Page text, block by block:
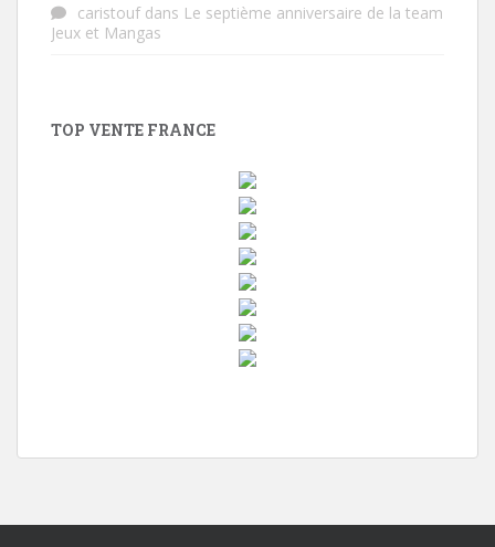
caristoufdans Le septième anniversaire de la team
Jeux et Mangas
TOP VENTE FRANCE
d